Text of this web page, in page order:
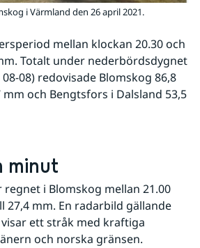
i Värmland den 26 april 2021.
mellan klockan 20.30 och
Totalt under nederbördsdygnet
08) redovisade Blomskog 86,8
mm och Bengtsfors i Dalsland 53,5
minut
i Blomskog mellan 21.00
27,4 mm. En radarbild gällande
ett stråk med kraftiga
och norska gränsen.